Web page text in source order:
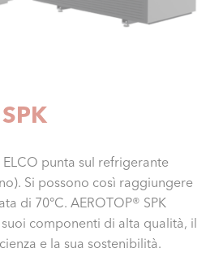
ELCO punta sul refrigerante
Si possono così raggiungere
di 70°C. AEROTOP® SPK
componenti di alta qualità, il
e la sua sostenibilità.